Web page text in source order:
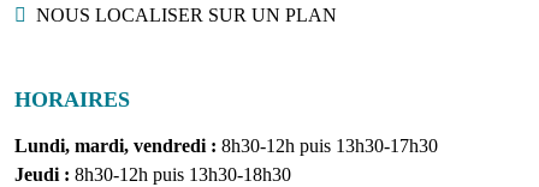
Localisation
NOUS LOCALISER SUR UN PLAN
HORAIRES
Lundi, mardi, vendredi : 8h30-12h puis 13h30-17h30
Jeudi : 8h30-12h puis 13h30-18h30